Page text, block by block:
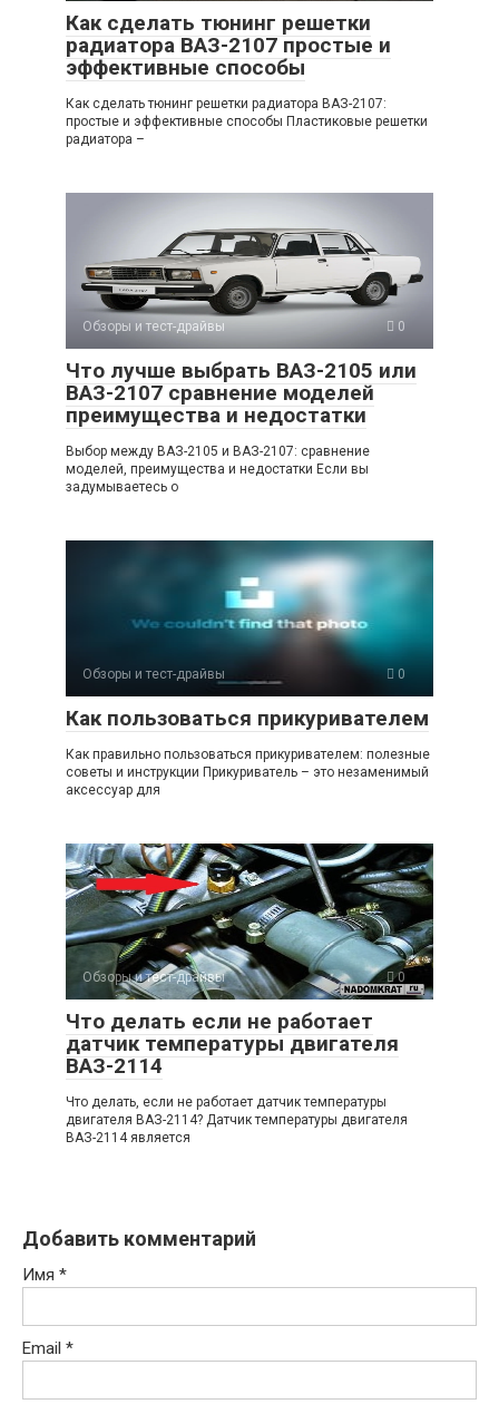
Как сделать тюнинг решетки
радиатора ВАЗ-2107 простые и
эффективные способы
Как сделать тюнинг решетки радиатора ВАЗ-2107:
простые и эффективные способы Пластиковые решетки
радиатора –
Обзоры и тест-драйвы 0
Что лучше выбрать ВАЗ-2105 или
ВАЗ-2107 сравнение моделей
преимущества и недостатки
Выбор между ВАЗ-2105 и ВАЗ-2107: сравнение
моделей, преимущества и недостатки Если вы
задумываетесь о
Обзоры и тест-драйвы 0
Как пользоваться прикуривателем
Как правильно пользоваться прикуривателем: полезные
советы и инструкции Прикуриватель – это незаменимый
аксессуар для
Обзоры и тест-драйвы 0
Что делать если не работает
датчик температуры двигателя
ВАЗ-2114
Что делать, если не работает датчик температуры
двигателя ВАЗ-2114? Датчик температуры двигателя
ВАЗ-2114 является
Добавить комментарий
Имя *
Email *